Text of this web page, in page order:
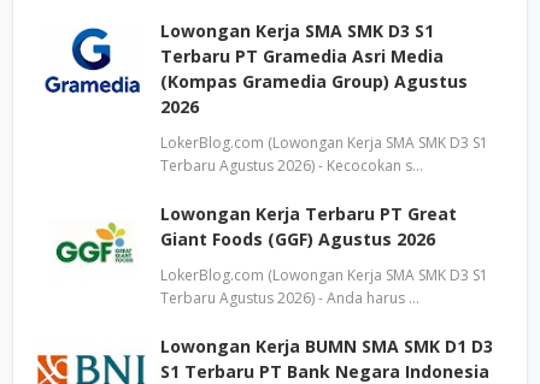
Lowongan Kerja SMA SMK D3 S1
Terbaru PT Gramedia Asri Media
(Kompas Gramedia Group) Agustus
2026
LokerBlog.com (Lowongan Kerja SMA SMK D3 S1
Terbaru Agustus 2026) - Kecocokan s…
Lowongan Kerja Terbaru PT Great
Giant Foods (GGF) Agustus 2026
LokerBlog.com (Lowongan Kerja SMA SMK D3 S1
Terbaru Agustus 2026) - Anda harus …
Lowongan Kerja BUMN SMA SMK D1 D3
S1 Terbaru PT Bank Negara Indonesia